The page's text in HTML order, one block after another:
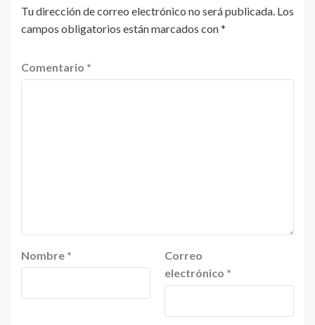
Tu dirección de correo electrónico no será publicada. Los
campos obligatorios están marcados con*
Comentario *
Nombre *
Correo
electrónico *